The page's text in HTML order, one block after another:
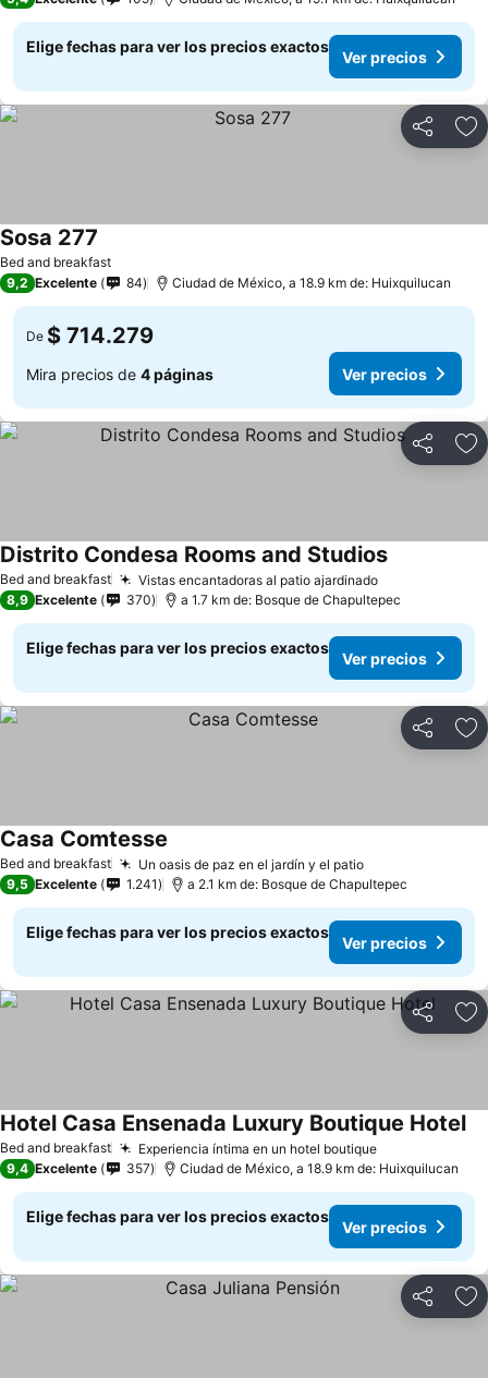
Elige fechas para ver los precios exactos
Ver precios
Compartir
Bed and breakfast
Sosa 277
9,2 Excelente 84 Ciudad de México, a 18.9 km de: Huixquilucan
De $ 714.279
Mira precios de 4 páginas Ver precios
Compartir
Bed and breakfast Vistas encantadoras al patio ajardinado
Distrito Condesa Rooms and Studios
8,9 Excelente 370 a 1.7 km de: Bosque de Chapultepec
Elige fechas para ver los precios exactos
Ver precios
Compartir
Bed and breakfast Un oasis de paz en el jardín y el patio
Casa Comtesse
9,5 Excelente 1.241 a 2.1 km de: Bosque de Chapultepec
Elige fechas para ver los precios exactos
Ver precios
Compartir
Bed and breakfast Experiencia íntima en un hotel boutique
Hotel Casa Ensenada Luxury Boutique Hotel
9,4 Excelente 357 Ciudad de México, a 18.9 km de: Huixquilucan
Elige fechas para ver los precios exactos
Ver precios
Compartir